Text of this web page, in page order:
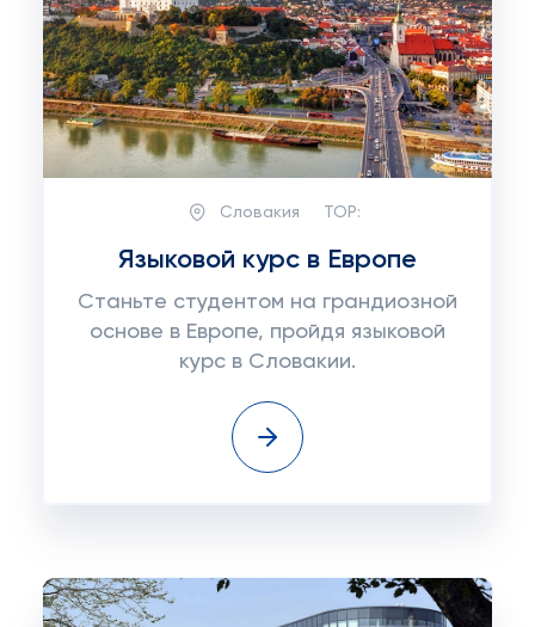
Словакия TOP:
Языковой курс в Европе
Станьте студентом на грандиозной
основе в Европе, пройдя языковой
курс в Словакии.